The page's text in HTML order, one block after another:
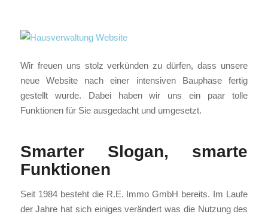
Wir freuen uns stolz verkünden zu dürfen, dass unsere
neue Website nach einer intensiven Bauphase fertig
gestellt wurde. Dabei haben wir uns ein paar tolle
Funktionen für Sie ausgedacht und umgesetzt.
Smarter Slogan, smarte
Funktionen
Seit 1984 besteht die R.E. Immo GmbH bereits. Im Laufe
der Jahre hat sich einiges verändert was die Nutzung des